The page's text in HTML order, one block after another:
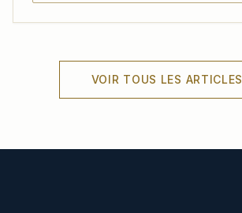
VOIR TOUS LES ARTICLES